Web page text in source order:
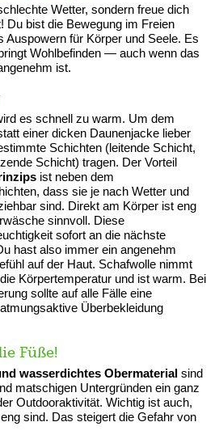
Wetter, sondern freue dich
Du bist die Bewegung im Freien
Auspowern für Körper und Seele. Es
Wohlbefinden — auch wenn das
ist.
es schnell zu warm. Um dem
einer dicken Daunenjacke lieber
Schichten (leitende Schicht,
Schicht) tragen. Der Vorteil
ist neben dem
dass sie je nach Wetter und
sind. Direkt am Körper ist eng
sinnvoll. Diese
sofort an die nächste
hast also immer ein angenehm
auf der Haut. Schafwolle nimmt
Körpertemperatur und ist warm. Bei
sollte auf alle Fälle eine
Überbekleidung
Füße!
wasserdichtes Obermaterial sind
matschigen Untergründen ein ganz
Outdooraktivität. Wichtig ist auch,
sind. Das steigert die Gefahr von